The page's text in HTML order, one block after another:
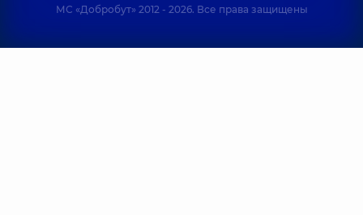
МС «Добробут» 2012 - 2026. Все права защищены